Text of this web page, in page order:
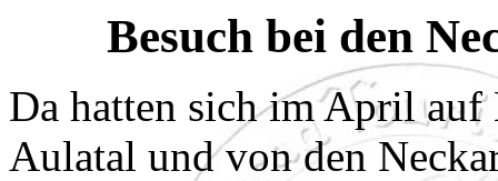
Besuch bei den
Da hatten sich im April
Aulatal und von den